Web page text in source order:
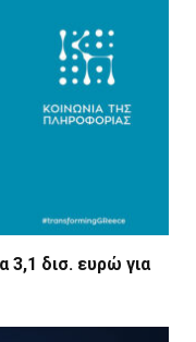
3,1 δισ. ευρώ για